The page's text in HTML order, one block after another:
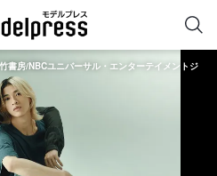
書房/NBCユニバーサル・エンターテイメントジ